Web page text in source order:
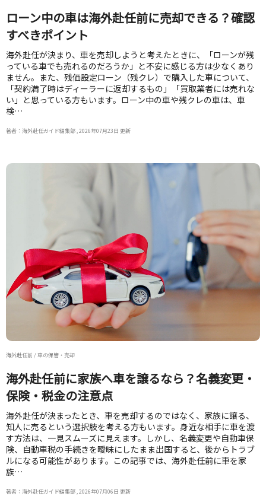
ローン中の車は海外赴任前に売却できる？確認
すべきポイント
海外赴任が決まり、車を売却しようと考えたときに、「ローンが残
っている車でも売れるのだろうか」と不安に感じる方は少なくあり
ません。また、残価設定ローン（残クレ）で購入した車について、
「契約満了時はディーラーに返却するもの」「買取業者には売れな
い」と思っている方もいます。ローン中の車や残クレの車は、車
検…
著者：海外赴任ガイド編集部 , 2026年07月23日 更新
海外赴任前 / 車の保管・売却
海外赴任前に家族へ車を譲るなら？名義変更・
保険・税金の注意点
海外赴任が決まったとき、車を売却するのではなく、家族に譲る、
知人に売るという選択肢を考える方もいます。身近な相手に車を渡
す方法は、一見スムーズに見えます。しかし、名義変更や自動車保
険、自動車税の手続きを曖昧にしたまま出国すると、後からトラブ
ルになる可能性があります。この記事では、海外赴任前に車を家
族…
著者：海外赴任ガイド編集部 , 2026年07月06日 更新